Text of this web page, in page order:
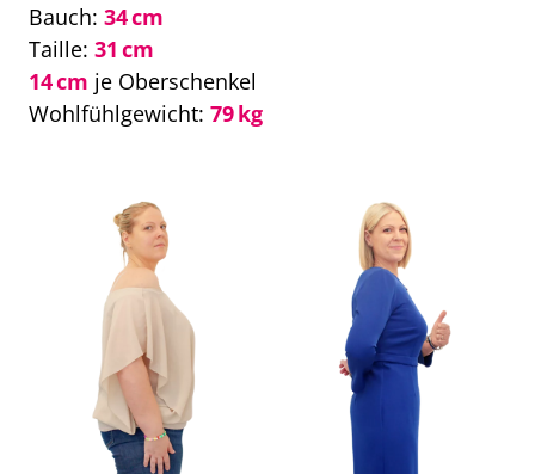
Bauch: 34 cm
Taille: 31 cm
14 cm je Oberschenkel
Wohlfühlgewicht: 79 kg